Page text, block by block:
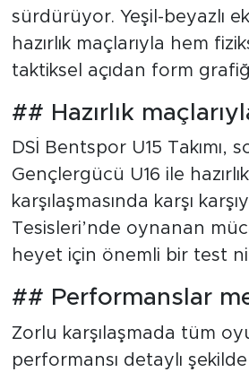
sürdürüyor. Yeşil-beyazlı
hazırlık maçlarıyla hem
taktiksel açıdan form
## Hazırlık
DSİ Bentspor U15 Takımı,
Gençlergücü U16 ile hazırlık
karşılaşmasında karşı
Tesisleri’nde oynanan
heyet için önemli bir test
## Performanslar
Zorlu karşılaşmada tüm
performansı detaylı